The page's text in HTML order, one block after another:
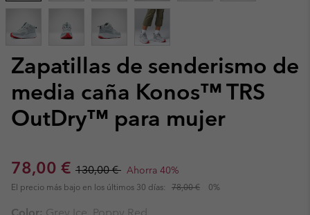
Zapatillas de senderismo de
media caña Konos™ TRS
OutDry™ para mujer
Sale price:
78,00 € Regular price:
130,00 € Ahorra 40%
El precio más bajo en los últimos 30 días: 78,00 € 0%